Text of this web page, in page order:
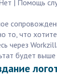
| Помощь
то, что
через
будет